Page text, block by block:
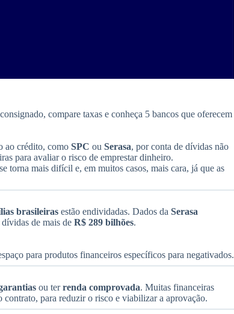
compare taxas e conheça 5 bancos que oferecem
ao crédito, como SPC ou Serasa, por conta de dívidas não
para avaliar o risco de emprestar dinheiro.
torna mais difícil e, em muitos casos, mais cara, já que as
brasileiras estão endividadas. Dados da Serasa
de mais de R$ 289 bilhões.
para produtos financeiros específicos para negativados.
ou terrenda comprovada. Muitas financeiras
contrato, para reduzir o risco e viabilizar a aprovação.